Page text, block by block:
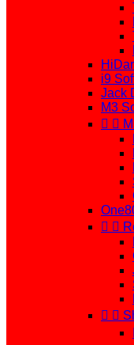
i9
Jack
M3
 
 
 